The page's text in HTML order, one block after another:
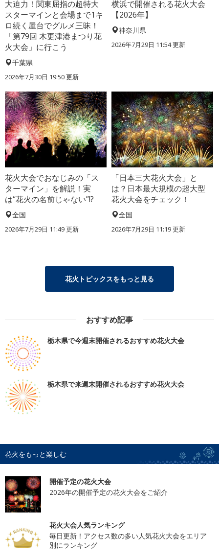
大迫力！関東屈指の超特大
スターマインと会場まで1キ
ロ続く屋台でグルメ三昧！
「第79回 木更津港まつり花
火大会」に行こう
千葉県
2026年7月30日 19:50 更新
横浜で開催される花火大会
【2026年】
神奈川県
2026年7月29日 11:54 更新
花火大会でおなじみの「ス
ターマイン」を解説！実
は“花火の名前じゃない”!?
全国
2026年7月29日 11:49 更新
「日本三大花火大会」と
は？日本最大規模の超大型
花火大会をチェック！
全国
2026年7月29日 11:19 更新
花火トピックスをもっと見る
おすすめ記事
栃木県で今週末開催されるおすすめ花火大会
栃木県で来週末開催されるおすすめ花火大会
花火をもっと楽しむ
開催予定の花火大会
2026年の開催予定の花火大会をご紹介
花火大会人気ランキング
毎日更新！アクセス数の多い人気花火大会をエリア
別にランキング